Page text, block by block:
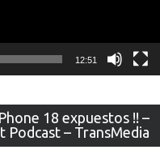
12:51
18 expuestos !! –
Podcast – TransMedia